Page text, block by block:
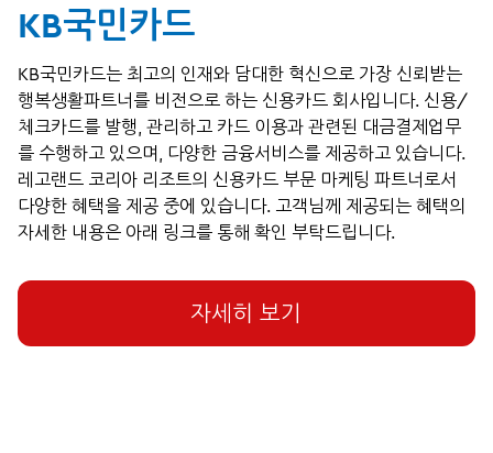
KB국민카드
KB국민카드는 최고의 인재와 담대한 혁신으로 가장 신뢰받는
행복생활파트너를 비전으로 하는 신용카드 회사입니다. 신용/
체크카드를 발행, 관리하고 카드 이용과 관련된 대금결제업무
를 수행하고 있으며, 다양한 금융서비스를 제공하고 있습니다.
레고랜드 코리아 리조트의 신용카드 부문 마케팅 파트너로서
다양한 혜택을 제공 중에 있습니다. 고객님께 제공되는 혜택의
자세한 내용은 아래 링크를 통해 확인 부탁드립니다.
자세히 보기